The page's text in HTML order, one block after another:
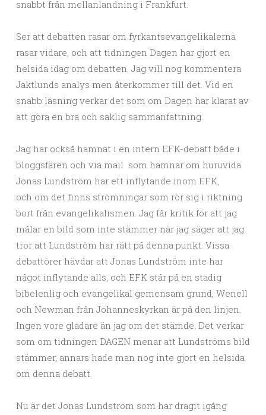
snabbt från mellanlandning i Frankfurt.
Ser att debatten rasar om fyrkantsevangelikalerna
rasar vidare, och att tidningen Dagen har gjort en
helsida idag om debatten. Jag vill nog kommentera
Jaktlunds analys men återkommer till det. Vid en
snabb läsning verkar det som om Dagen har klarat av
att göra en bra och saklig sammanfattning.
Jag har också hamnat i en intern EFK-debatt både i
bloggsfären och via mail som hamnar om huruvida
Jonas Lundström har ett inflytande inom EFK,
och om det finns strömningar som rör sig i riktning
bort från evangelikalismen. Jag får kritik för att jag
målar en bild som inte stämmer när jag säger att jag
tror att Lundström har rätt på denna punkt. Vissa
debattörer hävdar att Jonas Lundström inte har
något inflytande alls, och EFK står på en stadig
bibelenlig och evangelikal gemensam grund, Wenell
och Newman från Johanneskyrkan är på den linjen.
Ingen vore gladare än jag om det stämde. Det verkar
som om tidningen DAGEN menar att Lundströms bild
stämmer, annars hade man nog inte gjort en helsida
om denna debatt.
Nu är det Jonas Lundström som har dragit igång